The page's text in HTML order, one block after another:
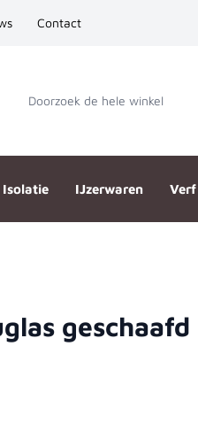
Contact
Doorzoek de hele winkel
Isolatie IJzerwaren Verf
geschaafd